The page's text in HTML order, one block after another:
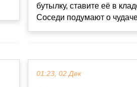
бутылку, ставите её в
Соседи подумают о
01:23, 02 Дек